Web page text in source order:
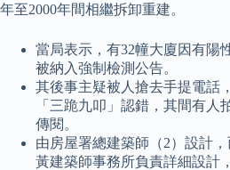
年至2000年間相繼拆卸重建。
當局表示，有32幢大廈因有陽
被納入強制檢測公告。
其後事主疑被人搶去手提電話
「三跪九叩」認錯，其間有人
傳閱。
由房屋署總建築師（2）設計
黃建築師事務所負責詳細設計